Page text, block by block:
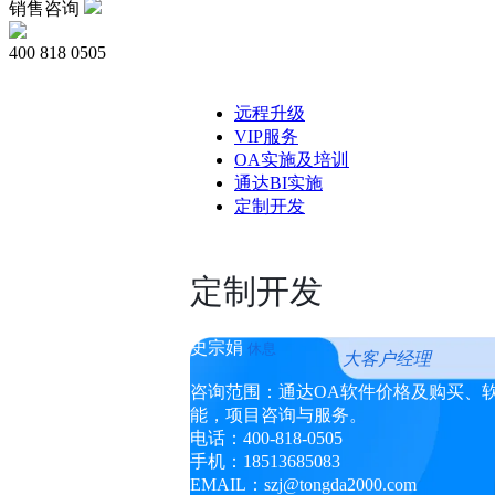
销售咨询
400 818 0505
远程升级
VIP服务
OA实施及培训
通达BI实施
定制开发
定制开发
史宗娟 休息
大客户经理
咨询范围：通达OA软件价格及购买、
能，项目咨询与服务。
电话：400-818-0505
手机：18513685083
EMAIL：szj@tongda2000.com